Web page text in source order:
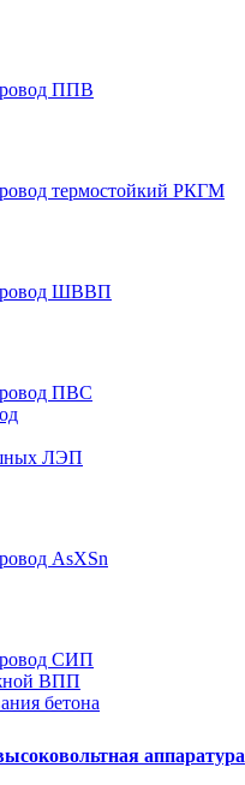
ППВ
термостойкий РКГМ
ШВВП
ПВС
ЛЭП
AsXSn
СИП
ВПП
бетона
аппаратура